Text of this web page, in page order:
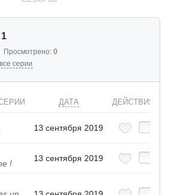
Просмотрено: 0
серии
ДАТА ДЕЙСТВИЯ
13 сентября 2019
!
13 сентября 2019